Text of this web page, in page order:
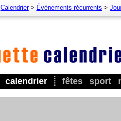
calendrier fêtes sport
Calendrier> Événements récurrents >